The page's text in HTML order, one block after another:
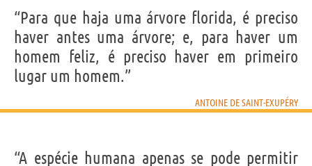
“Para que haja uma árvore florida, é preciso
haver antes uma árvore; e, para haver um
homem feliz, é preciso haver em primeiro
lugar um homem.”
ANTOINE DE SAINT-EXUPÉRY
“A espécie humana apenas se pode permitir